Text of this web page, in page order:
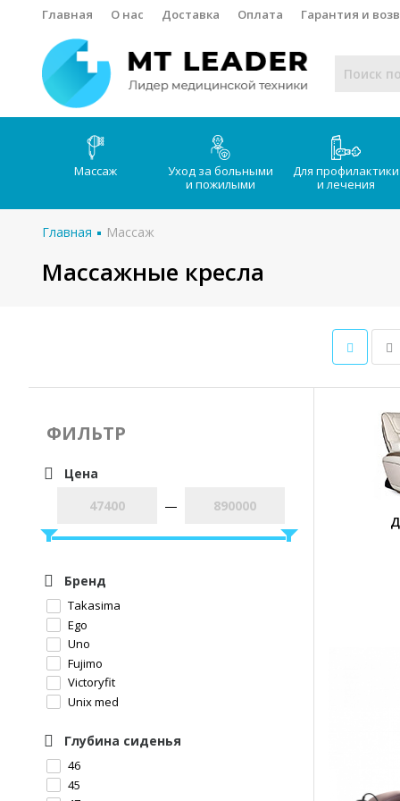
Главная О нас Доставка Оплата Гарантия и
Массаж
Уход за больными
и пожилыми
Для профилактики
и лечения
Главная Массаж
Массажные кресла
ФИЛЬТР
Цена
—
Бренд
Takasima
Ego
Uno
Fujimo
Victoryfit
Unix med
Глубина сиденья
46
45